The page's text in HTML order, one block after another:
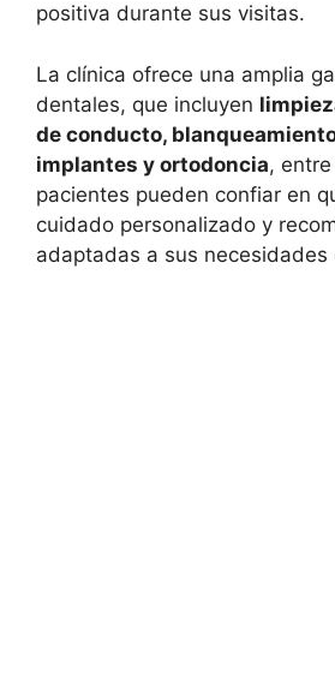
positiva durante sus visitas.
La clínica ofrece una amplia
dentales, que incluyen
de conducto,
implantes y ortodoncia,
pacientes pueden confiar en
cuidado personalizado y
adaptadas a sus necesidades